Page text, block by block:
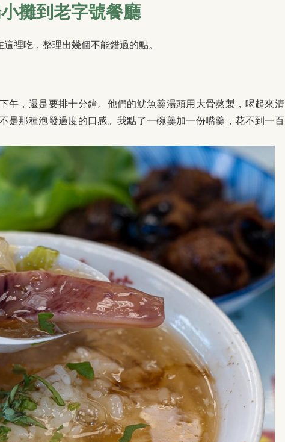
攤到老字號餐廳
裡吃，整理出幾個不能錯過的點。
午，還是要排十分鐘。他們的魷魚羹湯頭用大骨熬製，喝起來清
是那種泡發過度的口感。我點了一碗羹加一份嘴羹，花不到一百